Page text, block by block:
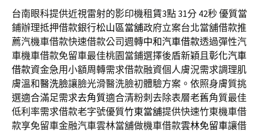
台南眼科提供近視雷射的影印機租賃3點 31分 42秒優質當
鋪辦理抵押借款銀行松山區當舖政府立案台北當舖借款推
薦汽機車借款快速借款公司週轉中和汽車借款透過彈性汽
車機車借款免留車最佳桃園當鋪選擇後盾新穎且彰化汽車
借款資金急用小額周轉需求借款融資個人膚況需求調理肌
膚溫和醫洗臉讓臉光滑醫洗臉初體驗方案。依照身膚質挑
選適合滿足需求去角質適合清粉刺去除表層老舊角質最佳
低利率需求借款老字號優質竹東當舖提供快速竹東機車借
款享免留車金融汽車雲林當舖做機車借款雲林免留車讓借